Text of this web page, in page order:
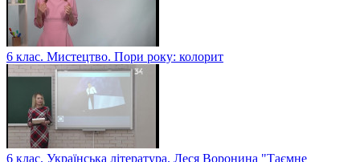
6 клас. Мистецтво. Пори року: колорит
6 клас. Українська література. Леся Воронина "Таємне